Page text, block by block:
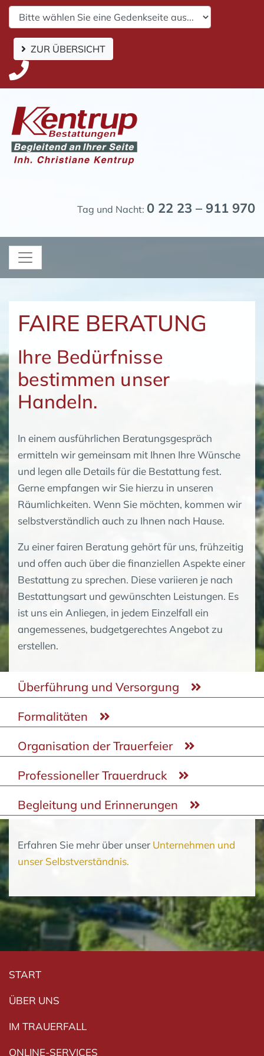
ZUR ÜBERSICHT
Tag und Nacht: 0 22 23 – 911 970
FAIRE BERATUNG
Ihre Bedürfnisse
bestimmen unser
Handeln.
In einem ausführlichen Beratungsgespräch
ermitteln wir gemeinsam mit Ihnen Ihre Wünsche
und legen alle Details für die Bestattung fest.
Gerne empfangen wir Sie hierzu in unseren
Räumlichkeiten. Wenn Sie möchten, kommen wir
selbstverständlich auch zu Ihnen nach Hause.
Zu einer fairen Beratung gehört für uns, frühzeitig
und offen auch über die finanziellen Aspekte einer
Bestattung zu sprechen. Diese variieren je nach
Bestattungsart und gewünschten Leistungen. Es
ist uns ein Anliegen, in jedem Einzelfall ein
angemessenes, budgetgerechtes Angebot zu
erstellen.
Überführung und Versorgung
Formalitäten
Organisation der Trauerfeier
Professioneller Trauerdruck
Begleitung und Erinnerungen
Erfahren Sie mehr über unser Unternehmen und
unser Selbstverständnis.
Navigation überspringen
START
ÜBER UNS
IM TRAUERFALL
ONLINE-SERVICES